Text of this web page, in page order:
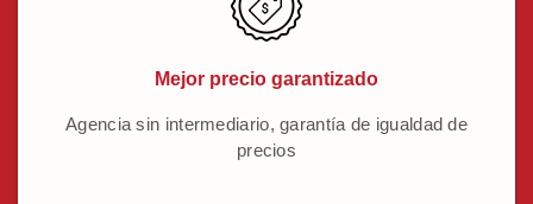
Mejor precio garantizado
Agencia sin intermediario, garantía de igualdad de
precios